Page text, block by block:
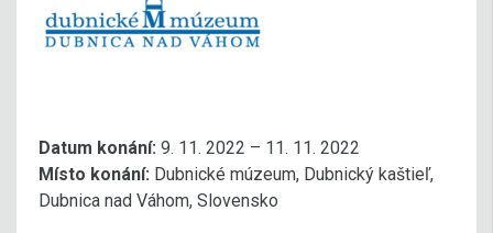
Datum konání: 9. 11. 2022 – 11. 11. 2022
Místo konání: Dubnické múzeum, Dubnický kaštieľ,
Dubnica nad Váhom, Slovensko